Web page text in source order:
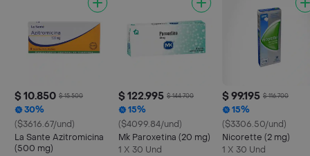
$ 10.850 $ 15.500
30%
($3616.67/und)
La Sante Azitromicina
(500 mg)
$ 122.995 $ 144.700
15%
($4099.84/und)
Mk Paroxetina (20 mg)
1 X 30 Und
$ 99.195 $ 116.700
15%
($3306.50/und)
Nicorette (2 mg)
1 X 30 Und